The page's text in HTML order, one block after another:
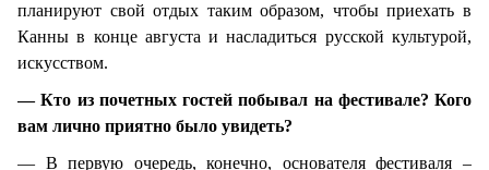
планируют свой отдых таким образом, чтобы приехать в
Канны в конце августа и насладиться русской культурой,
искусством.
— Кто из почетных гостей побывал на фестивале? Кого
вам лично приятно было увидеть?
— В первую очередь, конечно, основателя фестиваля –